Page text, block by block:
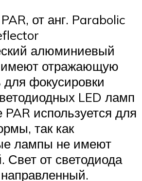
от анг. Parabolic
алюминиевый
имеют отражающую
для фокусировки
LED ламп
PAR используется для
так как
лампы не имеют
Свет от светодиода